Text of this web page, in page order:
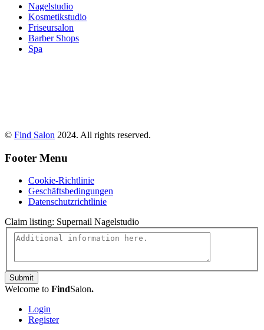
Nagelstudio
Kosmetikstudio
Friseursalon
Barber Shops
Spa
© Find Salon 2024. All rights reserved.
Footer Menu
Cookie-Richtlinie
Geschäftsbedingungen
Datenschutzrichtlinie
Claim listing: Supernail Nagelstudio
Submit
Welcome to FindSalon.
Login
Register